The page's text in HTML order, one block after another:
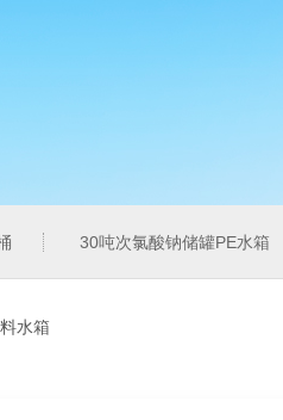
30吨次氯酸钠储罐PE水箱
水箱